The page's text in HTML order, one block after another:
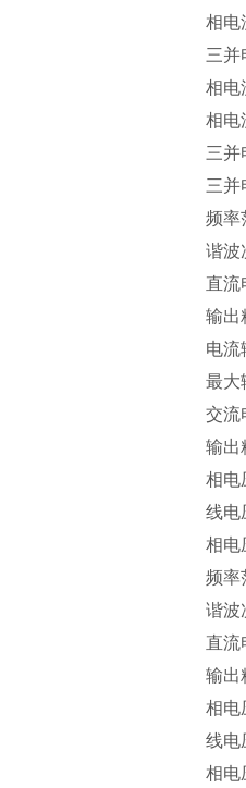
相
三并
相电
相
三并
三并
频率
谐
直流
输出
电流
最大
交流
输出
相电
线电
相电
频率
谐
直流
输出
相电
线电
相电